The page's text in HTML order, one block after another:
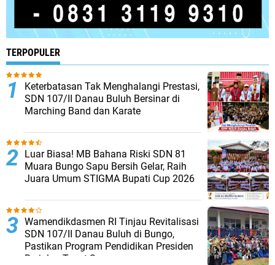
TERPOPULER
Keterbatasan Tak Menghalangi Prestasi,
SDN 107/II Danau Buluh Bersinar di
Marching Band dan Karate
Luar Biasa! MB Bahana Riski SDN 81
Muara Bungo Sapu Bersih Gelar, Raih
Juara Umum STIGMA Bupati Cup 2026
Wamendikdasmen RI Tinjau Revitalisasi
SDN 107/II Danau Buluh di Bungo,
Pastikan Program Pendidikan Presiden
Berjalan Tepat Sasaran